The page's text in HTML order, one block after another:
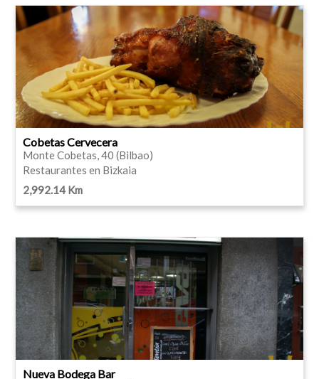
Cobetas Cervecera
Monte Cobetas, 40 (Bilbao)
Restaurantes en Bizkaia
2,992.14 Km
Nueva Bodega Bar